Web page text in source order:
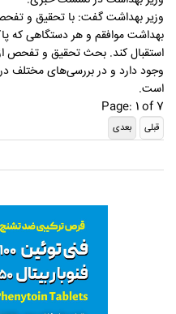
وزیر بهداشت گفت: با تحقیق و
بهداشت موافقم و هر دستگاهی که
استقبال کند. بحث تحقیق و تفحص
وجود دارد و در بررسی‌های مختلف
است.
Page: 1 of 7